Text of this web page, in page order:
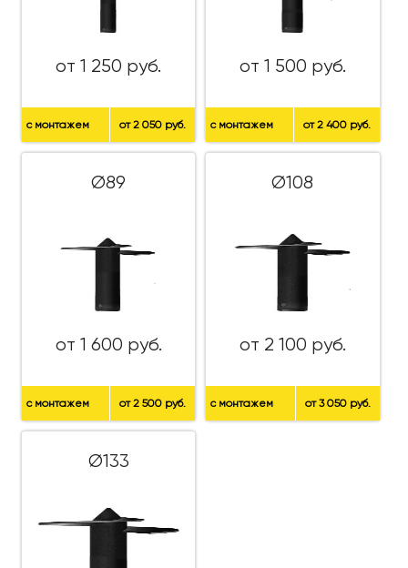
от 1 250 руб.
с монтажем от 2 050 руб.
от 1 500 руб.
с монтажем от 2 400 руб.
Ø89
от 1 600 руб.
с монтажем от 2 500 руб.
Ø108
от 2 100 руб.
с монтажем от 3 050 руб.
Ø133